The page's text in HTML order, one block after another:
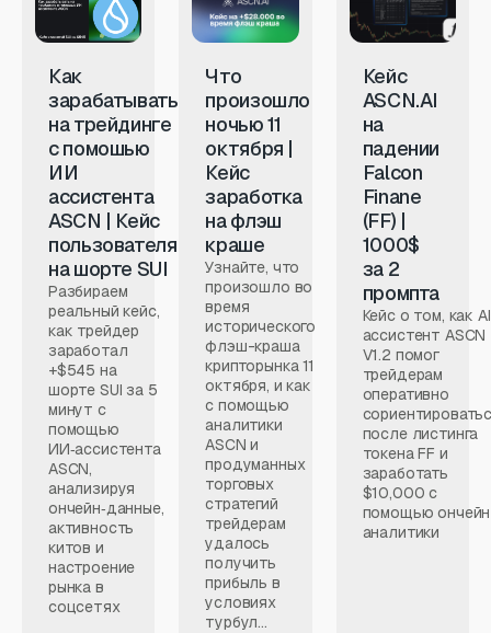
Как
зарабатывать
на трейдинге
с помошью
ИИ
ассистента
ASCN | Кейс
пользователя
на шорте SUI
Разбираем
реальный кейс,
как трейдер
заработал
+$545 на
шорте SUI за 5
минут с
помощью
ИИ‑ассистента
ASCN,
анализируя
ончейн‑данные,
активность
китов и
настроение
рынка в
соцсетях
Что
произошло
ночью 11
октября |
Кейс
заработка
на флэш
краше
Узнайте, что
произошло во
время
исторического
флэш-краша
крипторынка 11
октября, и как
с помощью
аналитики
ASCN и
продуманных
торговых
стратегий
трейдерам
удалось
получить
прибыль в
условиях
турбул...
Кейс
ASCN.AI
на
падении
Falcon
Finane
(FF) |
1000$
за 2
промпта
Кейс о том, как
ассистент ASCN
V1.2 помог
трейдерам
оперативно
после листинга
токена FF и
заработать
$10,000 с
помощью
аналитики